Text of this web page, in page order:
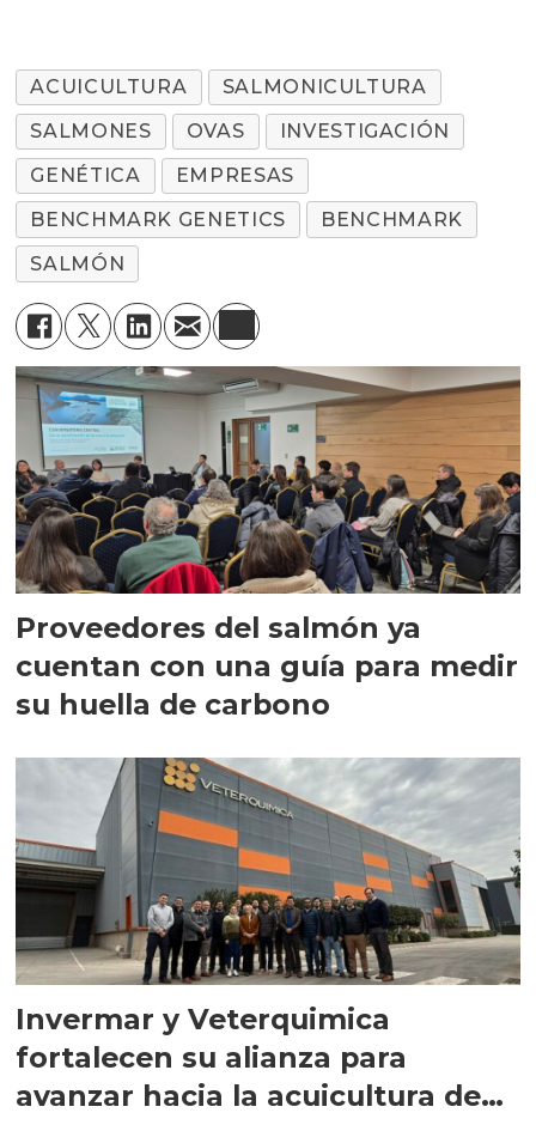
ACUICULTURA
SALMONICULTURA
SALMONES
OVAS
INVESTIGACIÓN
GENÉTICA
EMPRESAS
BENCHMARK GENETICS
BENCHMARK
SALMÓN
Proveedores del salmón ya
cuentan con una guía para medir
su huella de carbono
Invermar y Veterquimica
fortalecen su alianza para
avanzar hacia la acuicultura de